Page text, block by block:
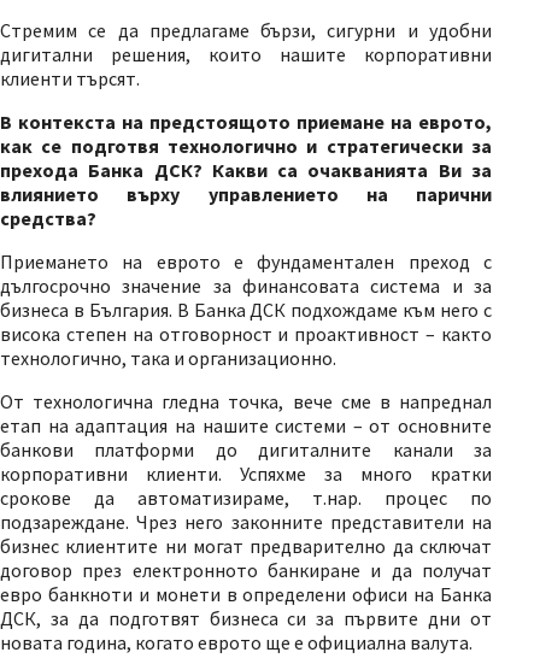
Стремим се да предлагаме бързи, сигурни и удобни
дигитални решения, които нашите корпоративни
клиенти търсят.
В контекста на предстоящото приемане на еврото,
как се подготвя технологично и стратегически за
прехода Банка ДСК? Какви са очакванията Ви за
влиянието върху управлението на парични
средства?
Приемането на еврото е фундаментален преход с
дългосрочно значение за финансовата система и за
бизнеса в България. В Банка ДСК подхождаме към него с
висока степен на отговорност и проактивност – както
технологично, така и организационно.
От технологична гледна точка, вече сме в напреднал
етап на адаптация на нашите системи – от основните
банкови платформи до дигиталните канали за
корпоративни клиенти. Успяхме за много кратки
срокове да автоматизираме, т.нар. процес по
подзареждане. Чрез него законните представители на
бизнес клиентите ни могат предварително да сключат
договор през електронното банкиране и да получат
евро банкноти и монети в определени офиси на Банка
ДСК, за да подготвят бизнеса си за първите дни от
новата година, когато еврото ще е официална валута.